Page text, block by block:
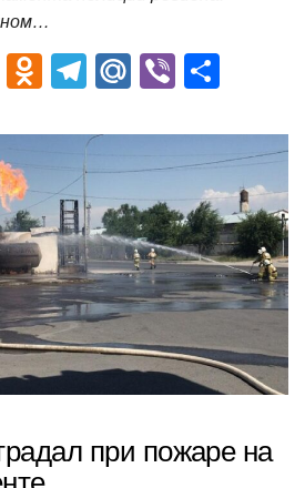
V
O
n
o
kl
a
ss
ni
ki
T
e
gr
a
m
M
.R
u
Vi
er п
р
а
в
и
т
ь
при пожаре на